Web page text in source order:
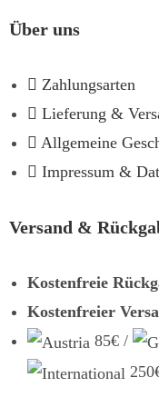
Über uns
Zahlungsarten
Lieferung &
Allgemeine
Impressum &
Versand &
Kostenfreie
Kostenfreier
85€ /